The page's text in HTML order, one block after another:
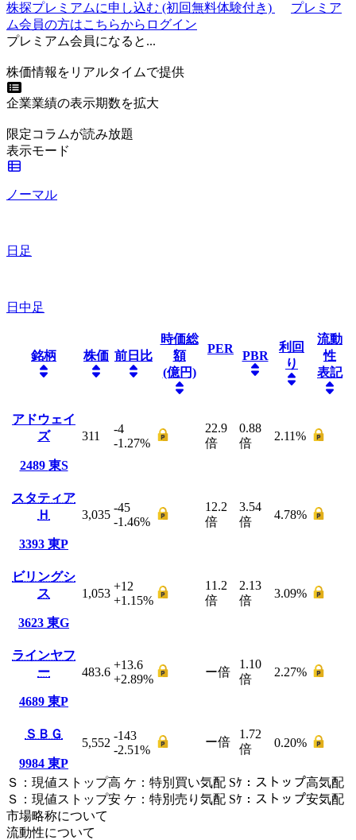
株探プレミアムに申し込む (初回無料体験付き)
プレミア
ム会員の方はこちらからログイン
プレミアム会員になると...
株価情報をリアルタイムで提供
企業業績の表示期数を拡大
限定コラムが読み放題
表示モード
ノーマル
日足
日中足
銘柄 株価 前日比
時価総
額
(億円)
PER
PBR
利回
り
流動
性
表記
アドウェイ
ズ
2489 東S
311
-4
-1.27%
22.9
倍
0.88
倍
2.11%
スタティア
Ｈ
3393 東P
3,035
-45
-1.46%
12.2
倍
3.54
倍
4.78%
ビリングシ
ス
3623 東G
1,053
+12
+1.15%
11.2
倍
2.13
倍
3.09%
ラインヤフ
ー
4689 東P
483.6
+13.6
+2.89%
ー倍
1.10
倍
2.27%
ＳＢＧ
9984 東P
5,552
-143
-2.51%
ー倍
1.72
倍
0.20%
Ｓ ： 現値ストップ高 ケ ： 特別買い気配 Sｹ ： ストップ高気配
Ｓ ： 現値ストップ安 ケ ： 特別売 り 気配 Sｹ ： ストップ安気配
市場略称について
流動性について